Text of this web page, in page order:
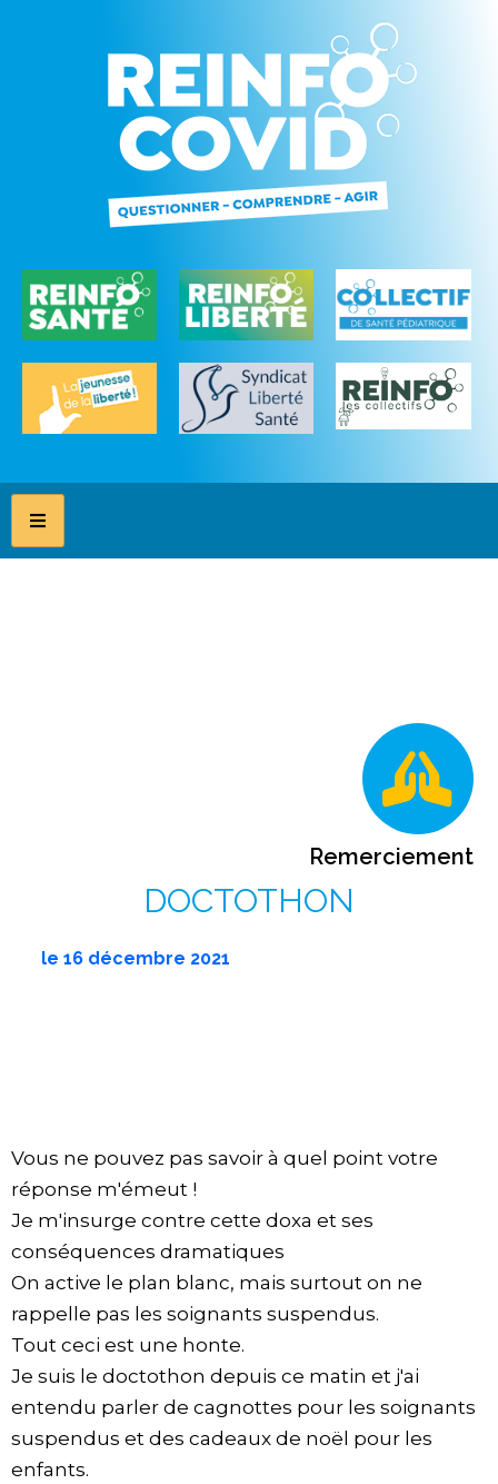
Remerciement
DOCTOTHON
le16 décembre 2021
Vous ne pouvez pas savoir à quel point votre
réponse m'émeut !
Je m'insurge contre cette doxa et ses
conséquences dramatiques
On active le plan blanc, mais surtout on ne
rappelle pas les soignants suspendus.
Tout ceci est une honte.
Je suis le doctothon depuis ce matin et j'ai
entendu parler de cagnottes pour les soignants
suspendus et des cadeaux de noël pour les
enfants.